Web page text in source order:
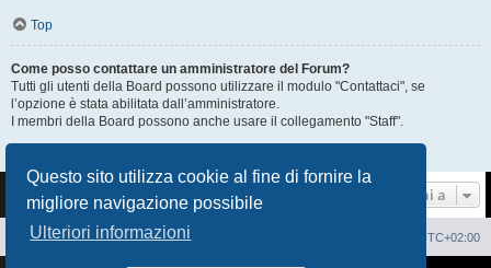
Questo sito utilizza cookie al fine di fornire la
migliore navigazione possibile
Ulteriori informazioni
Top
Come posso contattare un amministratore del Forum?
Tutti gli utenti della Board possono utilizzare il modulo "Contattaci", se
l’opzione è stata abilitata dall’amministratore.
I membri della Board possono anche usare il collegamento "Staff".
Vai a
Sito Web Forum UTC+02:00